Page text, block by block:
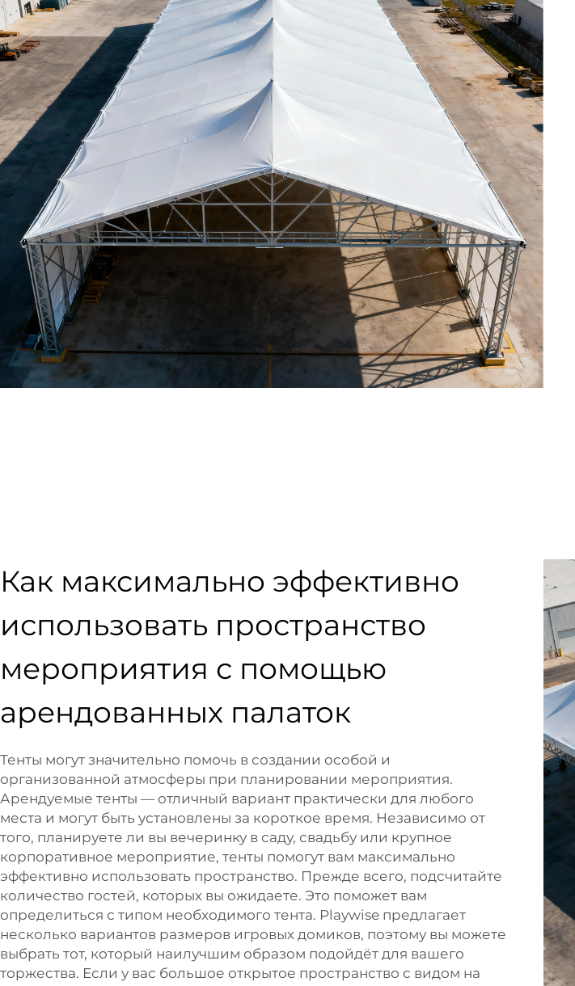
Как максимально эффективно
использовать пространство
мероприятия с помощью
арендованных палаток
Тенты могут значительно помочь в создании особой и
организованной атмосферы при планировании мероприятия.
Арендуемые тенты — отличный вариант практически для любого
места и могут быть установлены за короткое время. Независимо от
того, планируете ли вы вечеринку в саду, свадьбу или крупное
корпоративное мероприятие, тенты помогут вам максимально
эффективно использовать пространство. Прежде всего, подсчитайте
количество гостей, которых вы ожидаете. Это поможет вам
определиться с типом необходимого тента. Playwise предлагает
несколько вариантов размеров игровых домиков, поэтому вы можете
выбрать тот, который наилучшим образом подойдёт для вашего
торжества. Если у вас большое открытое пространство с видом на